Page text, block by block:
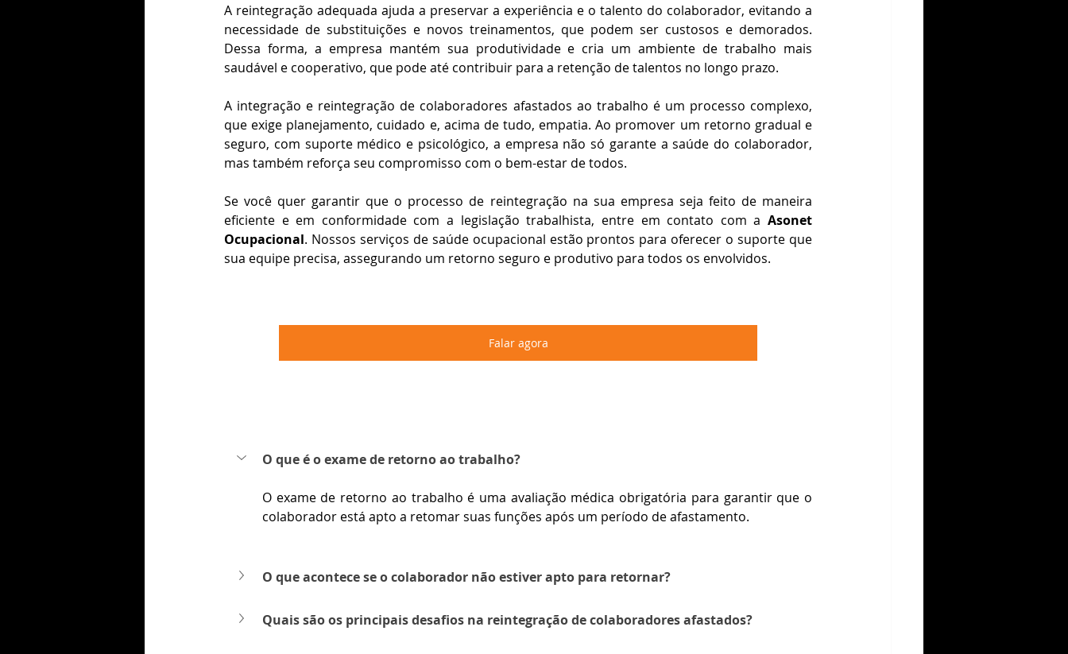
A reintegração adequada ajuda a preservar a experiência e o talento do colaborador, evitando a
necessidade de substituições e novos treinamentos, que podem ser custosos e demorados.
Dessa forma, a empresa mantém sua produtividade e cria um ambiente de trabalho mais
saudável e cooperativo, que pode até contribuir para a retenção de talentos no longo prazo.
A integração e reintegração de colaboradores afastados ao trabalho é um processo complexo,
que exige planejamento, cuidado e, acima de tudo, empatia. Ao promover um retorno gradual e
seguro, com suporte médico e psicológico, a empresa não só garante a saúde do colaborador,
mas também reforça seu compromisso com o bem-estar de todos.
Se você quer garantir que o processo de reintegração na sua empresa seja feito de maneira
eficiente e em conformidade com a legislação trabalhista, entre em contato com a Asonet
Ocupacional. Nossos serviços de saúde ocupacional estão prontos para oferecer o suporte que
sua equipe precisa, assegurando um retorno seguro e produtivo para todos os envolvidos.
Falar agora
O que é o exame de retorno ao trabalho?
O exame de retorno ao trabalho é uma avaliação médica obrigatória para garantir que o
colaborador está apto a retomar suas funções após um período de afastamento.
O que acontece se o colaborador não estiver apto para retornar?
Quais são os principais desafios na reintegração de colaboradores afastados?